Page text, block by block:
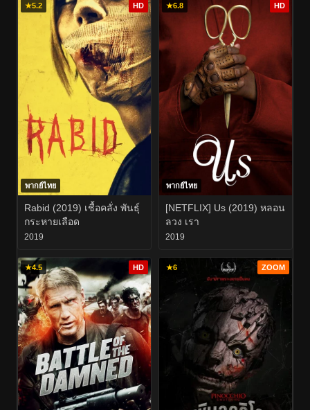
★5.2 HD
พากย์ไทย
Rabid (2019) เชื้อคลั่ง พันธุ์
กระหายเลือด
2019
★6.8 HD
พากย์ไทย
[NETFLIX] Us (2019) หลอน
ลวง เรา
2019
★4.5 HD ★6 ZOOM